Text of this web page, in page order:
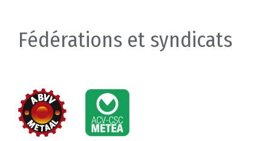
Fédérations et syndicats